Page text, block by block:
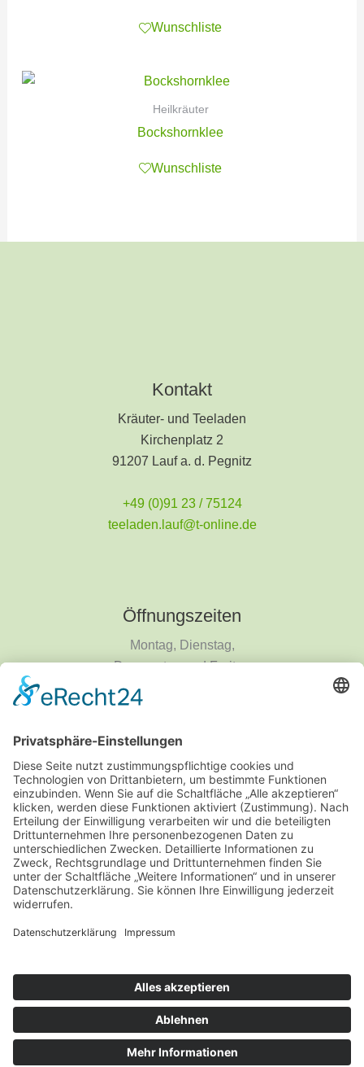
Wunschliste
Heilkräuter
Bockshornklee
Wunschliste
Kontakt
Kräuter- und Teeladen
Kirchenplatz 2
91207 Lauf a. d. Pegnitz
+49 (0)91 23 / 75124
teeladen.lauf@t-online.de
Öffnungszeiten
Montag, Dienstag,
Donnerstag und Freitag
9 - 14 Uhr
Informationen
Über uns
Produktanfrage
Datenschutzerklärung
Copyright © 2026 Kräuter und Teeladen Lauf